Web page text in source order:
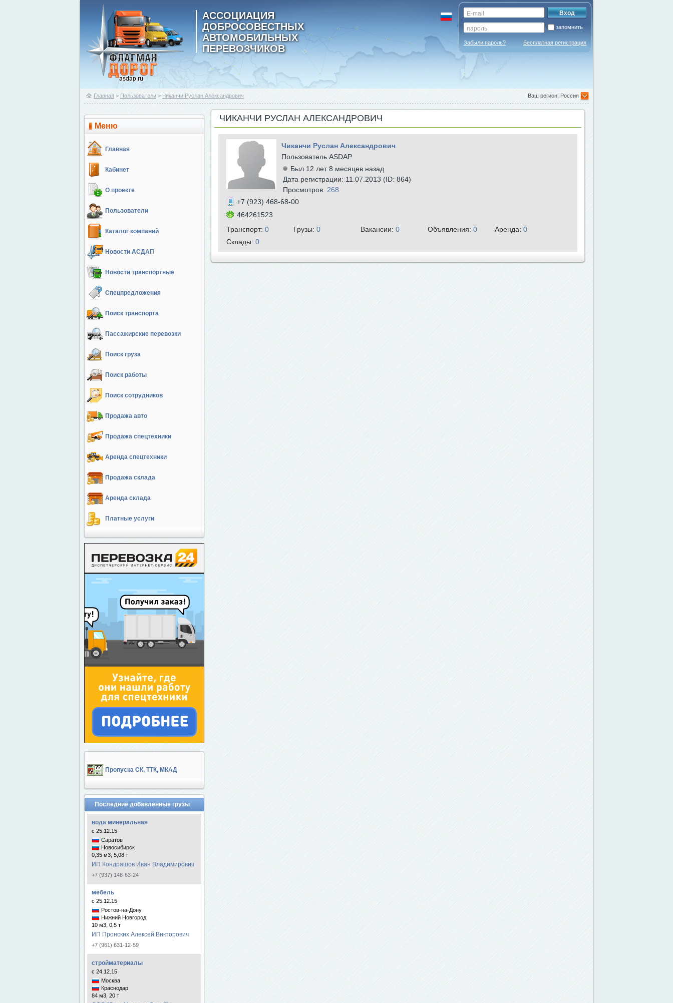
АССОЦИАЦИЯ
ДОБРОСОВЕСТНЫХ
АВТОМОБИЛЬНЫХ
ПЕРЕВОЗЧИКОВ
запомнить
Забыли пароль? Бесплатная регистрация
Главная > Пользователи > Чиканчи Руслан Александрович Ваш регион: Россия
Меню
Главная
Кабинет
О проекте
Пользователи
Каталог компаний
Новости АСДАП
Новости транспортные
Спецпредложения
Поиск транспорта
Пассажирские перевозки
Поиск груза
Поиск работы
Поиск сотрудников
Продажа авто
Продажа спецтехники
Аренда спецтехники
Продажа склада
Аренда склада
Платные услуги
Пропуска СК, ТТК, МКАД
Последние добавленные грузы
вода минеральная
с 25.12.15
Саратов
Новосибирск
0,35 м3, 5,08 т
ИП Кондрашов Иван Владимирович
+7 (937) 148-63-24
мебель
с 25.12.15
Ростов-на-Дону
Нижний Новгород
10 м3, 0,5 т
ИП Пронских Алексей Викторович
+7 (961) 631-12-59
стройматериалы
с 24.12.15
Москва
Краснодар
84 м3, 20 т
ЧИКАНЧИ РУСЛАН АЛЕКСАНДРОВИЧ
Чиканчи Руслан Александрович
Пользователь ASDAP
Был 12 лет 8 месяцев назад
Дата регистрации: 11.07.2013 (ID: 864)
Просмотров: 268
+7 (923) 468-68-00
464261523
Транспорт: 0 Грузы: 0 Вакансии: 0 Объявления: 0 Аренда: 0
Склады: 0